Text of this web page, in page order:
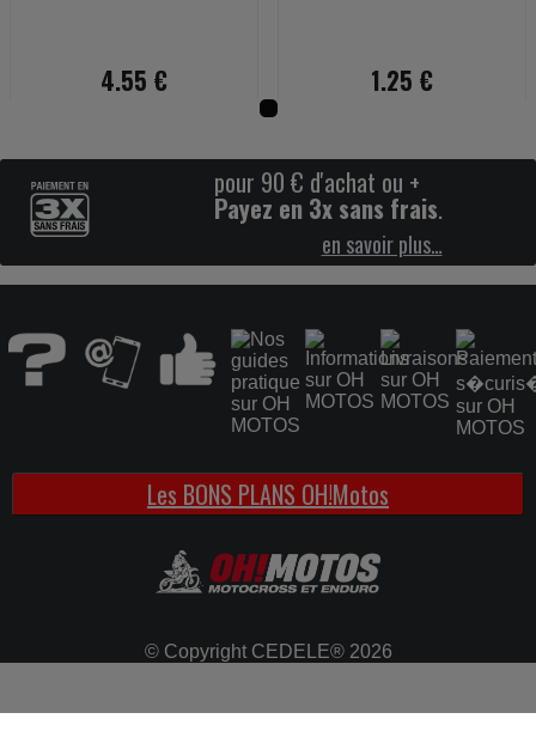
4.55 € 1.25 €
pour 90 € d'achat ou +
Payez en 3x sans frais.
en savoir plus…
Les BONS PLANS OH!Motos
© Copyright CEDELE® 2026